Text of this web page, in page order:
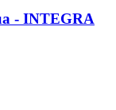
- INTEGRA